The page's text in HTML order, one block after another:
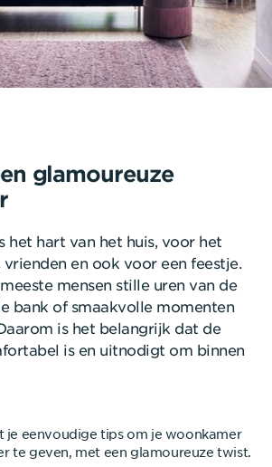
glamoureuze
het hart van het huis, voor het
en ook voor een feestje.
mensen stille uren van de
bank of smaakvolle momenten
is het belangrijk dat de
is en uitnodigt om binnen
je eenvoudige tips om je woonkamer
te geven, met een glamoureuze twist.